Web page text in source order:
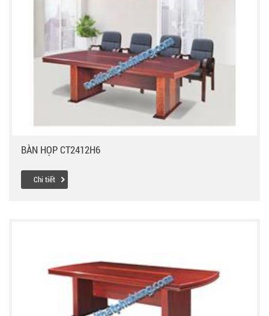
BÀN HỌP CT2412H6
Chi tiết